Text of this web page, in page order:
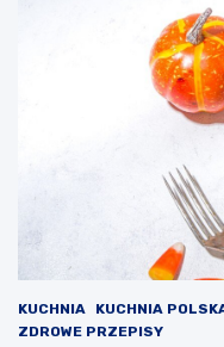
KUCHNIA KUCHNIA
ZDROWE PRZEPISY